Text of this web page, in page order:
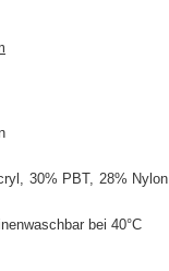
30% PBT 28% Nylon
bei 40°C